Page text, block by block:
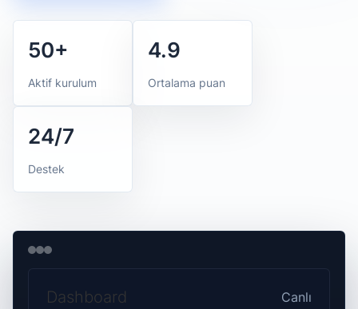
50+
Aktif kurulum
4.9
Ortalama puan
24/7
Destek
Dashboard Canlı